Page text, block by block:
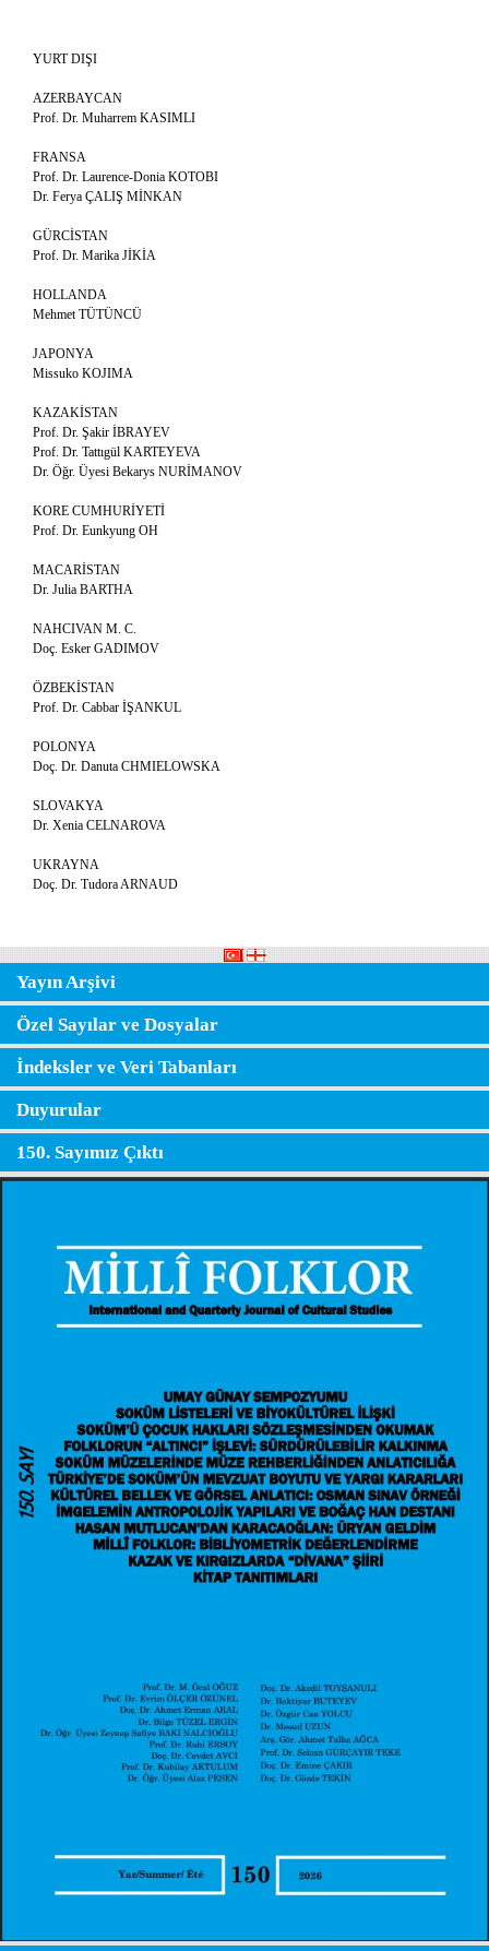
YURT DIŞI
AZERBAYCAN
Prof. Dr. Muharrem KASIMLI
FRANSA
Prof. Dr. Laurence-Donia KOTOBI
Dr. Ferya ÇALIŞ MİNKAN
GÜRCİSTAN
Prof. Dr. Marika JİKİA
HOLLANDA
Mehmet TÜTÜNCÜ
JAPONYA
Missuko KOJIMA
KAZAKİSTAN
Prof. Dr. Şakir İBRAYEV
Prof. Dr. Tattıgül KARTEYEVA
Dr. Öğr. Üyesi Bekarys NURİMANOV
KORE CUMHURİYETİ
Prof. Dr. Eunkyung OH
MACARİSTAN
Dr. Julia BARTHA
NAHCIVAN M. C.
Doç. Esker GADIMOV
ÖZBEKİSTAN
Prof. Dr. Cabbar İŞANKUL
POLONYA
Doç. Dr. Danuta CHMIELOWSKA
SLOVAKYA
Dr. Xenia CELNAROVA
UKRAYNA
Doç. Dr. Tudora ARNAUD
Yayın Arşivi
Özel Sayılar ve Dosyalar
İndeksler ve Veri Tabanları
Duyurular
150. Sayımız Çıktı